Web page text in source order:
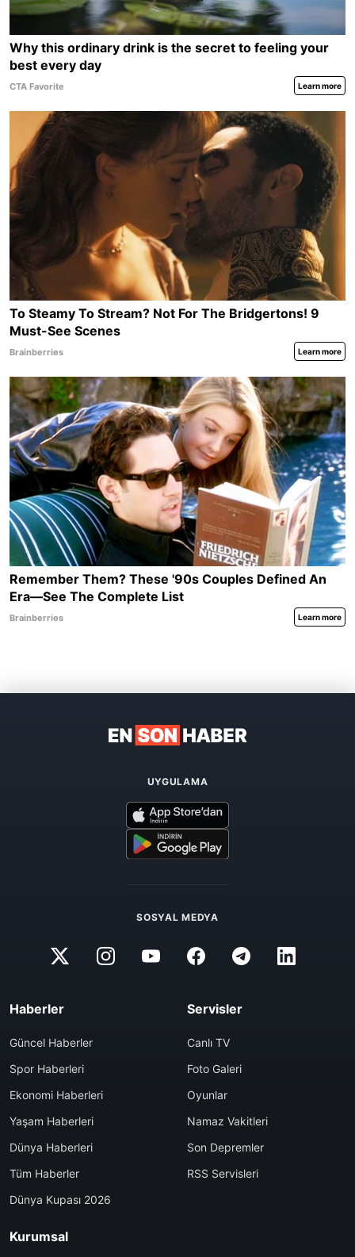
UYGULAMA
SOSYAL MEDYA
Haberler
Güncel Haberler
Spor Haberleri
Ekonomi Haberleri
Yaşam Haberleri
Dünya Haberleri
Tüm Haberler
Dünya Kupası 2026
Servisler
Canlı TV
Foto Galeri
Oyunlar
Namaz Vakitleri
Son Depremler
RSS Servisleri
Kurumsal